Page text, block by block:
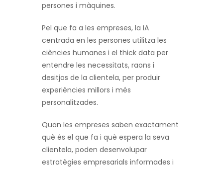
persones i màquines.
Pel que fa a les empreses, la IA
centrada en les persones utilitza les
ciències humanes i el thick data per
entendre les necessitats, raons i
desitjos de la clientela, per produir
experiències millors i més
personalitzades.
Quan les empreses saben exactament
què és el que fa i què espera la seva
clientela, poden desenvolupar
estratègies empresarials informades i